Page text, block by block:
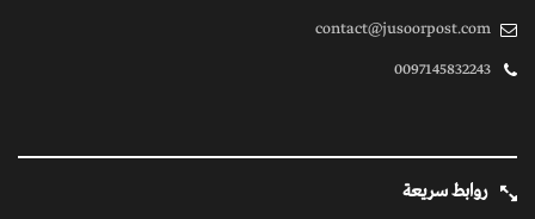
contact@jusoorpost.com
0097145832243
روابط سريعة